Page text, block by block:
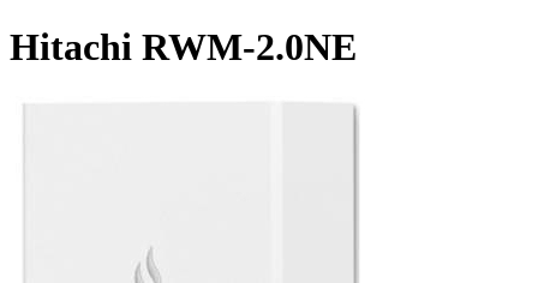
Hitachi RWM-2.0NE